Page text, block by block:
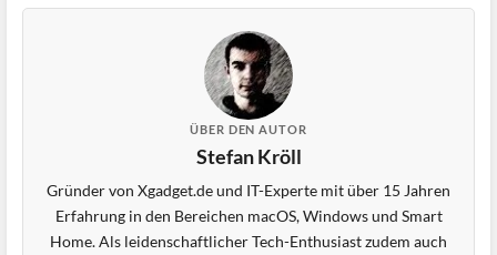
ÜBER DEN AUTOR
Stefan Kröll
Gründer von Xgadget.de und IT-Experte mit über 15 Jahren
Erfahrung in den Bereichen macOS, Windows und Smart
Home. Als leidenschaftlicher Tech-Enthusiast zudem auch